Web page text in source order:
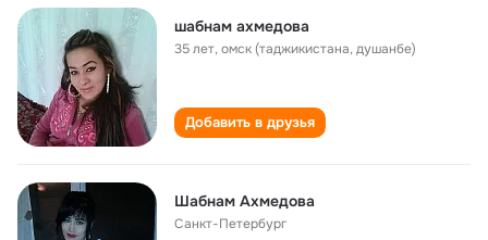
шабнам ахмедова
35 лет,омск (таджикистана, душанбе)
Добавить в друзья
Шабнам Ахмедова
Санкт-Петербург